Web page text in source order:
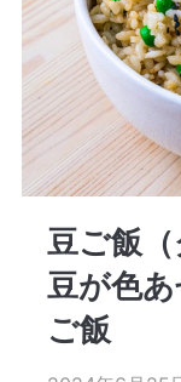
豆ご飯
豆が色
ご飯